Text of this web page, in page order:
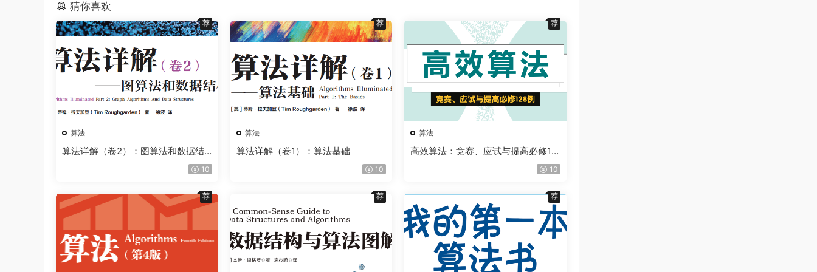
猜你喜欢
算法
算法详解（卷2）：图算法和数据结
10
荐
算法
算法详解（卷1）：算法基础
10
荐
算法
高效算法：竞赛、应试与提高必修12
10
荐
荐 荐 荐